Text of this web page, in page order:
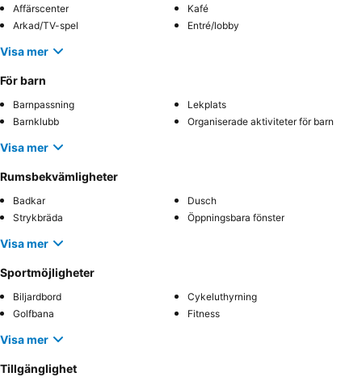
Affärscenter
Kafé
Arkad/TV-spel
Entré/lobby
Visa mer
För barn
Barnpassning
Lekplats
Barnklubb
Organiserade aktiviteter för barn
Visa mer
Rumsbekvämligheter
Badkar
Dusch
Strykbräda
Öppningsbara fönster
Visa mer
Sportmöjligheter
Biljardbord
Cykeluthyrning
Golfbana
Fitness
Visa mer
Tillgänglighet